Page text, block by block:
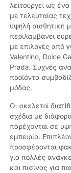
λειτουργεί ως
με τελευταίας
υψηλή αισθητική
περιλαμβάνει
με επιλογές από
Valentino, Dolce
Prada. Συχνές
προϊόντα
μόδας.
Οι σκελετοί
σχέδια με
παρέχονται σε
εμπειρία.
προσφέρονται
για πολλές
και πισίνας για